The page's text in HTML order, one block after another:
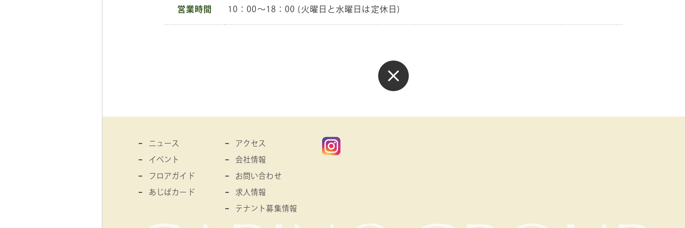
営業時間 10：00～18：00 (火曜日と水曜日は定休日)
ニュース
イベント
フロアガイド
あじぱカード
アクセス
会社情報
お問い合わせ
求人情報
テナント募集情報